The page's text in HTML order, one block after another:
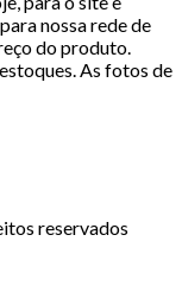
nossa rede de
do produto.
As fotos de
reservados